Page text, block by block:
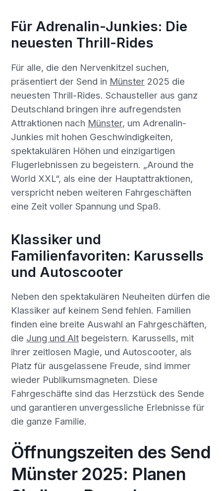
Für Adrenalin-Junkies: Die
neuesten Thrill-Rides
Für alle, die den Nervenkitzel suchen,
präsentiert der Send in Münster2025 die
neuesten Thrill-Rides. Schausteller aus ganz
Deutschland bringen ihre aufregendsten
Attraktionen nach Münster, um Adrenalin-
Junkies mit hohen Geschwindigkeiten,
spektakulären Höhen und einzigartigen
Flugerlebnissen zu begeistern. „Around the
World XXL“, als eine der Hauptattraktionen,
verspricht neben weiteren Fahrgeschäften
eine Zeit voller Spannung und Spaß.
Klassiker und
Familienfavoriten: Karussells
und Autoscooter
Neben den spektakulären Neuheiten dürfen die
Klassiker auf keinem Send fehlen. Familien
finden eine breite Auswahl an Fahrgeschäften,
die Jung und Altbegeistern. Karussells, mit
ihrer zeitlosen Magie, und Autoscooter, als
Platz für ausgelassene Freude, sind immer
wieder Publikumsmagneten. Diese
Fahrgeschäfte sind das Herzstück des Sende
und garantieren unvergessliche Erlebnisse für
die ganze Familie.
Öffnungszeiten des Send
Münster 2025: Planen